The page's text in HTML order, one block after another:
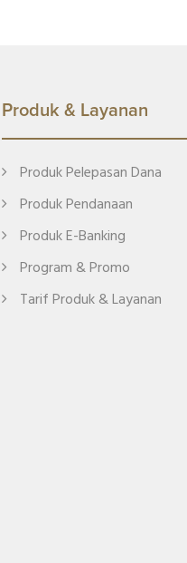
Produk & Layanan
Produk Pelepasan Dana
Produk Pendanaan
Produk E-Banking
Program & Promo
Tarif Produk & Layanan